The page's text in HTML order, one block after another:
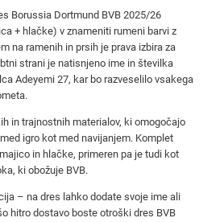
Borussia Dortmund BVB 2025/26
+ hlačke) v znameniti rumeni barvi z
na ramenih in prsih je prava izbira za
strani je natisnjeno ime in številka
Adeyemi 27, kar bo razveselilo vsakega
in trajnostnih materialov, ki omogočajo
igro kot med navijanjem. Komplet
in hlačke, primeren pa je tudi kot
ki obožuje BVB.
– na dres lahko dodate svoje ime ali
hitro dostavo boste otroški dres BVB